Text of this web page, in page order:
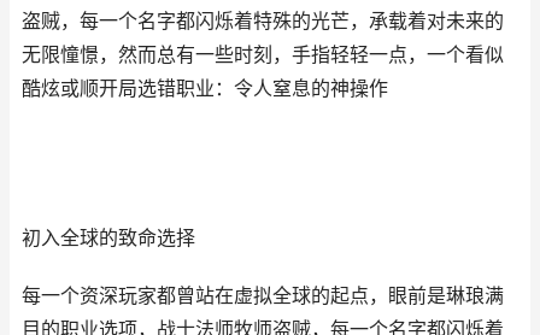
盗贼，每一个名字都闪烁着特殊的光芒，承载着对未来的
无限憧憬，然而总有一些时刻，手指轻轻一点，一个看似
酷炫或顺开局选错职业：令人窒息的神操作
初入全球的致命选择
每一个资深玩家都曾站在虚拟全球的起点，眼前是琳琅满
目的职业选项，战士法师牧师盗贼，每一个名字都闪烁着